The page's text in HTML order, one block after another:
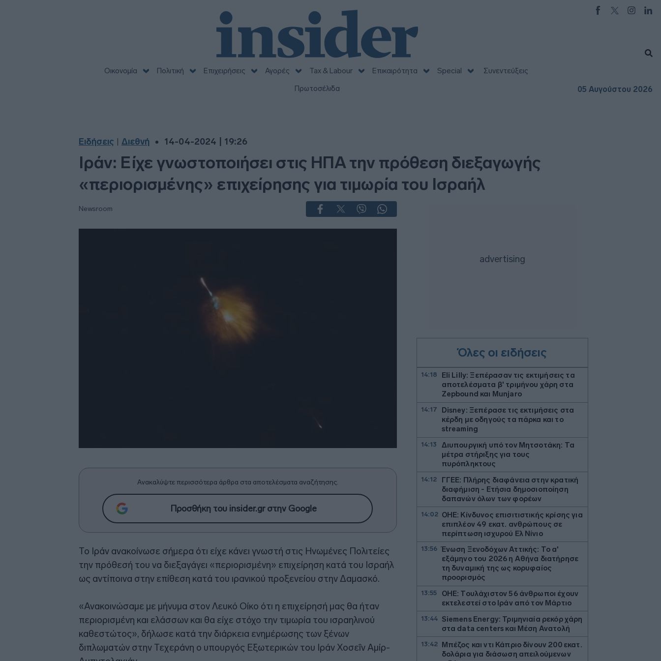
Οικονομία Πολιτική Επιχειρήσεις Αγορές Tax & Labour Επικαιρότητα Special
Συνεντεύξεις
Πρωτοσέλιδα
05 Αυγούστου 2026
Ειδήσεις Διεθνή 14-04-2024 | 19:26
Ιράν: Είχε γνωστοποιήσει στις ΗΠΑ την πρόθεση διεξαγωγής
«περιορισμένης» επιχείρησης για τιμωρία του Ισραήλ
Newsroom
Ανακαλύψτε περισσότερα άρθρα στα αποτελέσματα αναζήτησης.
Προσθήκη του insider.gr στην Google
Το Ιράν ανακοίνωσε σήμερα ότι είχε κάνει γνωστή στις Ηνωμένες Πολιτείες
την πρόθεσή του να διεξαγάγει «περιορισμένη» επιχείρηση κατά του Ισραήλ
ως αντίποινα στην επίθεση κατά του ιρανικού προξενείου στην Δαμασκό.
«Ανακοινώσαμε με μήνυμα στον Λευκό Οίκο ότι η επιχείρησή μας θα ήταν
περιορισμένη και ελάσσων και θα είχε στόχο την τιμωρία του ισραηλινού
καθεστώτος», δήλωσε κατά την διάρκεια ενημέρωσης των ξένων
διπλωματών στην Τεχεράνη ο υπουργός Εξωτερικών του Ιράν Χοσεΐν Αμίρ-
Όλες οι ειδήσεις
14:18
Eli Lilly: Ξεπέρασαν τις εκτιμήσεις τα
αποτελέσματα β' τριμήνου χάρη στα
Zepbound και Munjaro
14:17
Disney: Ξεπέρασε τις εκτιμήσεις στα
κέρδη με οδηγούς τα πάρκα και το
streaming
14:13
Διυπουργική υπό τον Μητσοτάκη: Τα
μέτρα στήριξης για τους
πυρόπληκτους
14:12
ΓΓΕΕ: Πλήρης διαφάνεια στην κρατική
διαφήμιση - Eτήσια δημοσιοποίηση
δαπανών όλων των φορέων
14:02 ΟΗΕ: Κίνδυνος επισιτιστικής κρίσης για
επιπλέον 49 εκατ. ανθρώπους σε
περίπτωση ισχυρού Ελ Νίνιο
13:56 Ένωση Ξενοδόχων Αττικής: Το α'
εξάμηνο του 2026 η Αθήνα διατήρησε
τη δυναμική της ως κορυφαίος
προορισμός
13:55
ΟΗΕ: Τουλάχιστον 56 άνθρωποι έχουν
εκτελεστεί στο Ιράν από τον Μάρτιο
13:44
Siemens Energy: Τριμηνιαία ρεκόρ χάρη
στα data centers και Μέση Ανατολή
13:42
Μπέζος και ντι Κάπριο δίνουν 200 εκατ.
δολάρια για διάσωση απειλούμενων